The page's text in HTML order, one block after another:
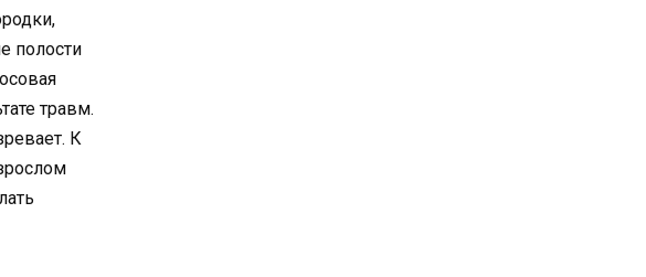
полости
травм.
К